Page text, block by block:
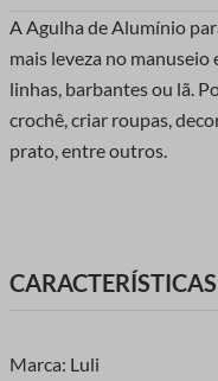
A Agulha de Alumínio
mais leveza no
linhas, barbantes ou lã.
crochê, criar roupas,
prato, entre outros.
Marca: Luli